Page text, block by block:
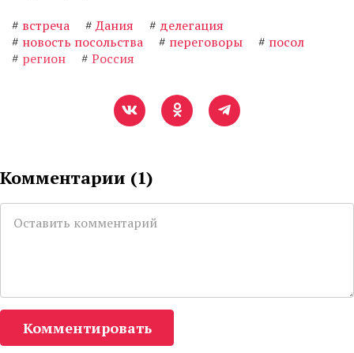
# встреча # Дания # делегация
# новость посольства # переговоры # посол
# регион # Россия
Комментарии (1)
Комментировать